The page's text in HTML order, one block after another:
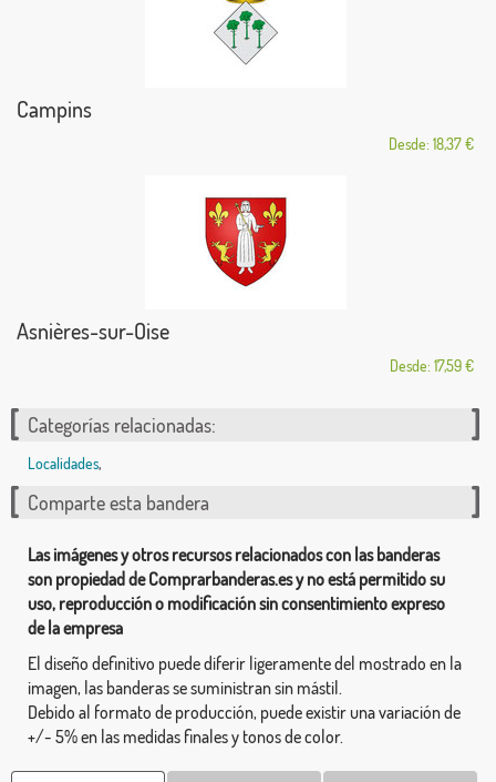
Campins
Desde: 18,37 €
Asnières-sur-Oise
Desde: 17,59 €
Categorías relacionadas:
Localidades,
Comparte esta bandera
Las imágenes y otros recursos relacionados con las banderas
son propiedad de Comprarbanderas.es y no está permitido su
uso, reproducción o modificación sin consentimiento expreso
de la empresa
El diseño definitivo puede diferir ligeramente del mostrado en la
imagen, las banderas se suministran sin mástil.
Debido al formato de producción, puede existir una variación de
+/- 5% en las medidas finales y tonos de color.